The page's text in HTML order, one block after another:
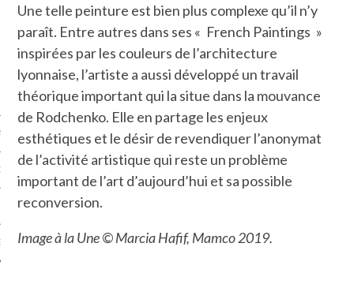
CARAVELLE
PODCAST
Une telle peinture est bien plus complexe qu’il n’y
paraît. Entre autres dans ses « French Paintings »
inspirées par les couleurs de l’architecture
lyonnaise, l’artiste a aussi développé un travail
théorique important qui la situe dans la mouvance
de Rodchenko. Elle en partage les enjeux
esthétiques et le désir de revendiquer l’anonymat
de l’activité artistique qui reste un problème
important de l’art d’aujourd’hui et sa possible
reconversion.
Image à la Une © Marcia Hafif, Mamco 2019.